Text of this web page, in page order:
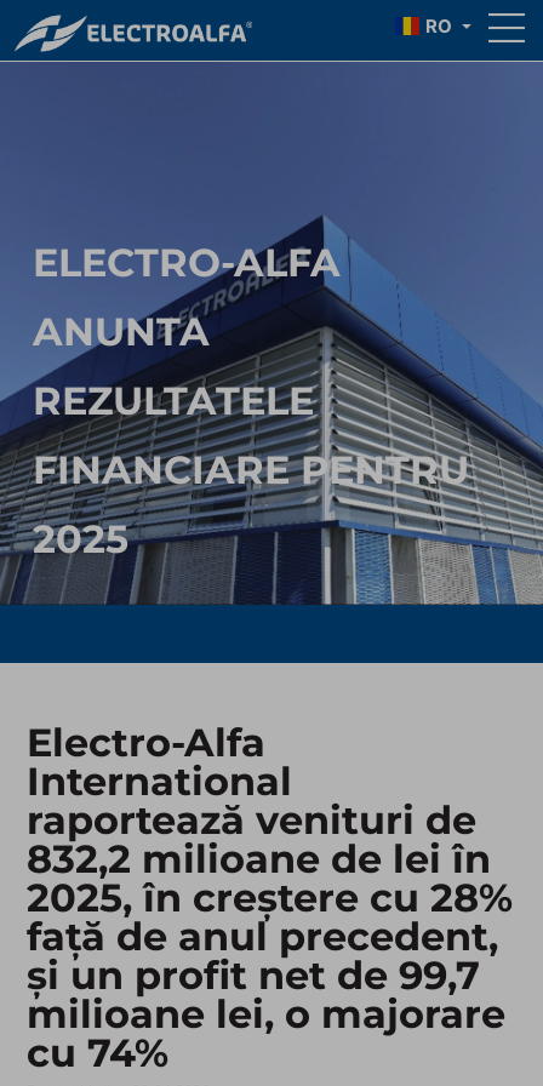
RO
ELECTRO-ALFA
ANUNTA
REZULTATELE
FINANCIARE PENTRU
2025
Electro-Alfa
International
raportează venituri de
832,2 milioane de lei în
2025, în creștere cu 28%
față de anul precedent,
și un profit net de 99,7
milioane lei, o majorare
cu 74%